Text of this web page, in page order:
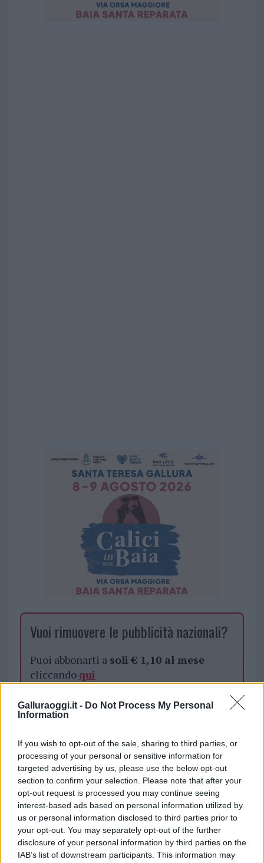
Galluraoggi.it - Do Not Process My Personal
Information
If you wish to opt-out of the sale, sharing to third parties, or
processing of your personal or sensitive information for
targeted advertising by us, please use the below opt-out
section to confirm your selection. Please note that after your
opt-out request is processed you may continue seeing
interest-based ads based on personal information utilized by
us or personal information disclosed to third parties prior to
your opt-out. You may separately opt-out of the further
disclosure of your personal information by third parties on the
IAB’s list of downstream participants. This information may
Vuoi rimuovere le pubblicità nazionali?
Puoi abbonarti a soli € 1,10 al mese
cliccando qui
Sei già abbonato?
Puoi effettuare l'accesso andando nella
sezioneLogindal menù del sito o
cliccandoqui
TEMI:
Ecomostro Loiri Porto San Paolo
Notizie Loiri Porto San Paolo
Sindaco Francesco Lai